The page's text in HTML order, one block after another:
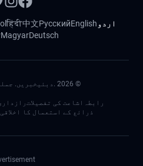
اردو English
Русский
中文
हिंदी
Deutsch
Magyar
©
2026 .دبئیخبریں.
رابطہ اشاعت کی تفصیلات
ذرائع کے استعمال کا